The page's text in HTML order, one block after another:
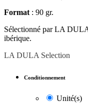
Format : 90 gr.
Sélectionné par LA
ibérique.
LA DULA Selection
Conditionnement
Unité(s)